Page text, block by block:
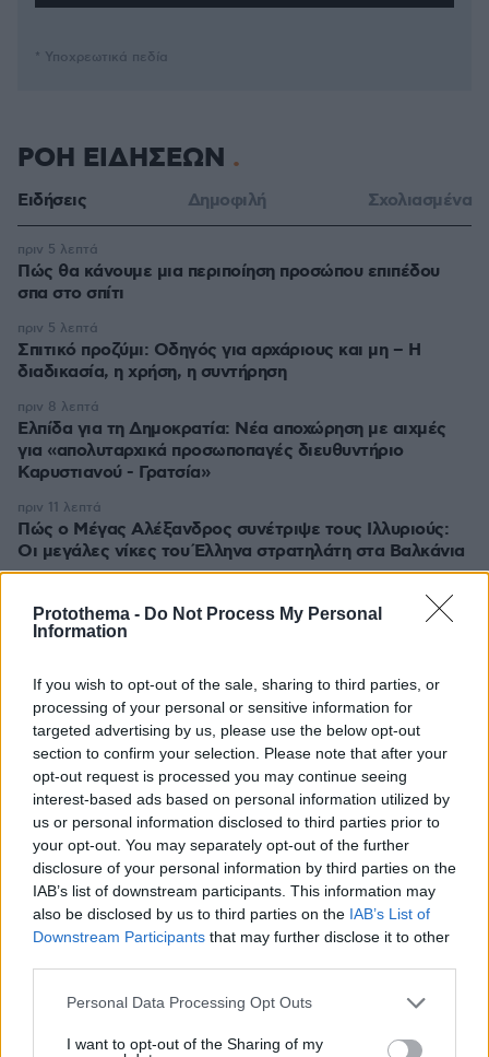
Protothema - Do Not Process My Personal
Information
If you wish to opt-out of the sale, sharing to third parties, or
processing of your personal or sensitive information for
targeted advertising by us, please use the below opt-out
section to confirm your selection. Please note that after your
opt-out request is processed you may continue seeing
interest-based ads based on personal information utilized by
us or personal information disclosed to third parties prior to
your opt-out. You may separately opt-out of the further
disclosure of your personal information by third parties on the
IAB’s list of downstream participants. This information may
also be disclosed by us to third parties on the IAB’s List of
Downstream Participants that may further disclose it to other
Please note that this website/app uses one or more Google
not limited to your visit or usage behaviour. You may click to
Personal Data Processing Opt Outs
I want to opt-out of the Sharing of my
* Υποχρεωτικά πεδία
ΡΟΗ ΕΙΔΗΣΕΩΝ
Ειδήσεις Δημοφιλή Σχολιασμένα
Πώς θα κάνουμε μια περιποίηση προσώπου επιπέδου
σπα στο σπίτι
πριν 5 λεπτά
Σπιτικό προζύμι: Οδηγός για αρχάριους και μη – Η
διαδικασία, η χρήση, η συντήρηση
πριν 5 λεπτά
Ελπίδα για τη Δημοκρατία: Νέα αποχώρηση με αιχμές
για «απολυταρχικά προσωποπαγές διευθυντήριο
Καρυστιανού - Γρατσία»
πριν 8 λεπτά
Πώς ο Μέγας Αλέξανδρος συνέτριψε τους Ιλλυριούς:
Οι μεγάλες νίκες του Έλληνα στρατηλάτη στα Βαλκάνια
πριν 11 λεπτά
Θάλασσα για δισεκατομμυριούχους: Πώς θα κινηθεί η
αγορά των υπερπολυτελών γιοτ έως το 2032
Σαλμονέλα: 6 τρόφιμα που χρειάζονται τη μεγαλύτερη
προσοχή – Τα λάθη στην κουζίνα που αυξάνουν τον
κίνδυνο
Η «Marca» για τους Έλληνες του Ευρωπαϊκού στίβου:
«Κυρίαρχος ο Τεντόγλου, φαβορί ο Ντουπλάντις με όλο
τον σεβασμό στον Μανόλο»
Γιαννακόπουλος για την αντιπαλότητα με τον
Ολυμπιακό: «Πριν 10 χρόνια φώναζαν οφσάιντ, δεν
ήξεραν ότι η μπάλα του μπάσκετ είναι πορτοκαλί»
πριν 33 λεπτά
διακοπές χωρίς το κατοικίδιό σας
πριν 35 λεπτά
πριν 35 λεπτά